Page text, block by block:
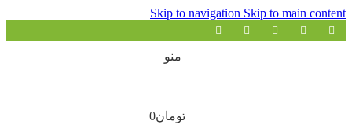
Skip to navigation Skip to main content
منو
تومان0